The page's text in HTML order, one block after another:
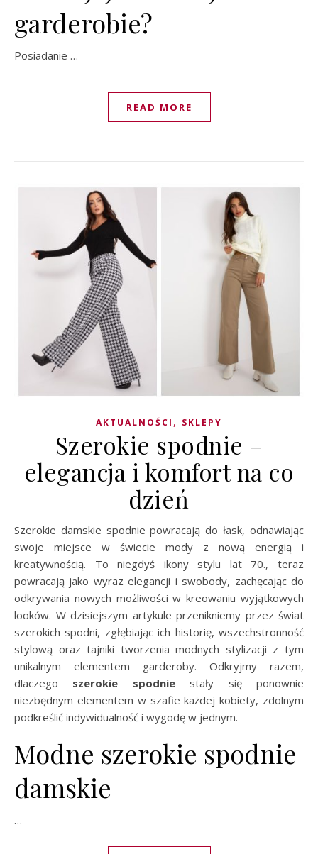
garderobie?
Posiadanie …
READ MORE
AKTUALNOŚCI , SKLEPY
Szerokie spodnie –
elegancja i komfort na co
dzień
Szerokie damskie spodnie powracają do łask, odnawiając
swoje miejsce w świecie mody z nową energią i
kreatywnością. To niegdyś ikony stylu lat 70., teraz
powracają jako wyraz elegancji i swobody, zachęcając do
odkrywania nowych możliwości w kreowaniu wyjątkowych
looków. W dzisiejszym artykule przenikniemy przez świat
szerokich spodni, zgłębiając ich historię, wszechstronność
stylową oraz tajniki tworzenia modnych stylizacji z tym
unikalnym elementem garderoby. Odkryjmy razem,
dlaczego szerokie spodniestały się ponownie
niezbędnym elementem w szafie każdej kobiety, zdolnym
podkreślić indywidualność i wygodę w jednym.
Modne szerokie spodnie
damskie
…